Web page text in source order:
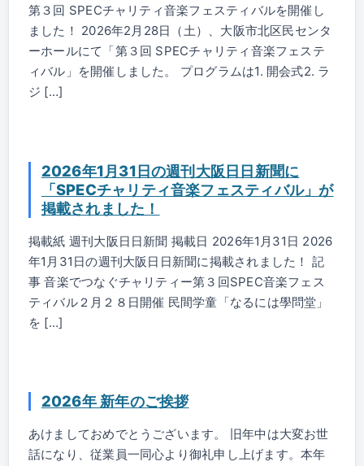
第３回 SPECチャリティ音楽フェスティバルを開催し
ました！ 2026年2月28日（土）、大阪市北区民センタ
ーホールにて「第３回 SPECチャリティ音楽フェステ
ィバル」を開催しました。 プログラムは1. 開会式2. ラ
ジ […]
2026年1月31日の週刊大阪日日新聞に
「SPECチャリティ音楽フェスティバル」が
掲載されました！
掲載紙 週刊大阪日日新聞 掲載日 2026年1月31日 2026
年1月31日の週刊大阪日日新聞に掲載されました！ 記
事 音楽でつなぐチャリティー第３回SPEC音楽フェス
ティバル２月２８日開催 民間学童「なるには學問堂」
を […]
2026年 新年のご挨拶
あけましておめでとうございます。 旧年中は大変お世
話になり、従業員一同心より御礼申し上げます。本年